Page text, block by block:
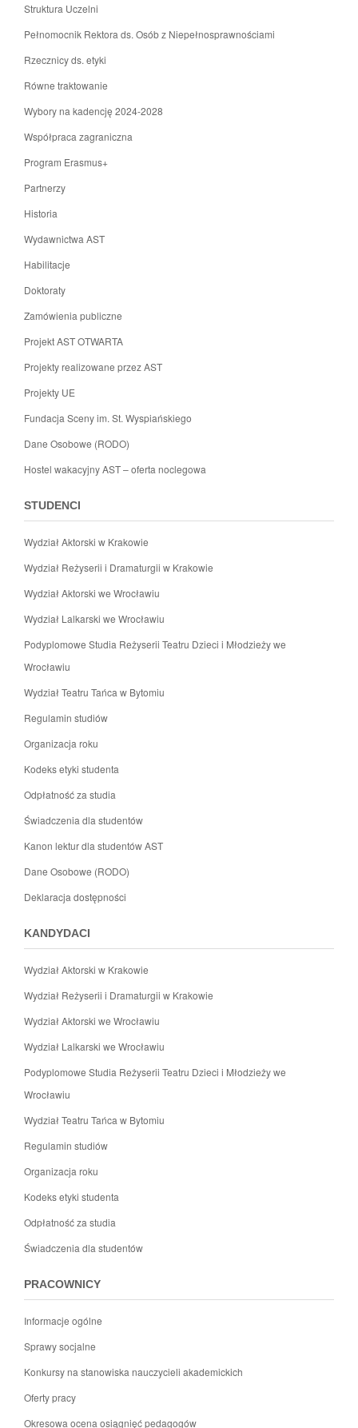
Struktura Uczelni
Pełnomocnik Rektora ds. Osób z Niepełnosprawnościami
Rzecznicy ds. etyki
Równe traktowanie
Wybory na kadencję 2024-2028
Współpraca zagraniczna
Program Erasmus+
Partnerzy
Historia
Wydawnictwa AST
Habilitacje
Doktoraty
Zamówienia publiczne
Projekt AST OTWARTA
Projekty realizowane przez AST
Projekty UE
Fundacja Sceny im. St. Wyspiańskiego
Dane Osobowe (RODO)
Hostel wakacyjny AST – oferta noclegowa
STUDENCI
Wydział Aktorski w Krakowie
Wydział Reżyserii i Dramaturgii w Krakowie
Wydział Aktorski we Wrocławiu
Wydział Lalkarski we Wrocławiu
Podyplomowe Studia Reżyserii Teatru Dzieci i Młodzieży we
Wrocławiu
Wydział Teatru Tańca w Bytomiu
Regulamin studiów
Organizacja roku
Kodeks etyki studenta
Odpłatność za studia
Świadczenia dla studentów
Kanon lektur dla studentów AST
Dane Osobowe (RODO)
Deklaracja dostępności
KANDYDACI
Wydział Aktorski w Krakowie
Wydział Reżyserii i Dramaturgii w Krakowie
Wydział Aktorski we Wrocławiu
Wydział Lalkarski we Wrocławiu
Podyplomowe Studia Reżyserii Teatru Dzieci i Młodzieży we
Wrocławiu
Wydział Teatru Tańca w Bytomiu
Regulamin studiów
Organizacja roku
Kodeks etyki studenta
Odpłatność za studia
Świadczenia dla studentów
PRACOWNICY
Informacje ogólne
Sprawy socjalne
Konkursy na stanowiska nauczycieli akademickich
Oferty pracy
Okresowa ocena osiągnięć pedagogów